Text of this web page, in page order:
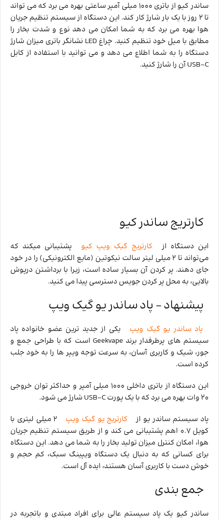
ساندر کیو از باتری 1000 میلی ‌آمپر ساعتی بهره می ‌برد که می ‌تواند
تا 2 روز با یک بار شارژ کار کند. این دستگاه از سیستم تنظیم جریان
هوا بهره می ‌برد که به شما امکان می ‌دهد نوع و شدت بخار را
مطابق با میل خود تنظیم کنید. چراغ LED نشانگر باتری میزان شارژ
دستگاه را به شما اطلاع می‌ دهد و می ‌توانید با استفاده از کابل
USB-C آن را شارژ کنید.
کارتریج ساندر کیو
این دستگاه از کارتریج گیک ویپ کیو
پشتیبانی میکند که
می‌تواند تا 2 میلی‌ لیتر سالت نیکوتین (مایع الکترونیکی) را در خود
جای دهند. پر کردن آن‌ بسیار ساده است، زیرا با برداشتن درپوش
بالایی، به محل پر کردن جویس دسترسی پیدا می‌ کنید.
پیشنهاد – پاد ساندر یو گیک ویپ
پاد ساندر یو گیک ویپ
یکی از جدید ترین عضو خانواده پاد
سیستم‌ های پرطرفدار برند Geekvape است که با طراحی جمع و
جور، شیک و کاربری آسان، به سرعت توجه ویپر ها را به خود جلب
کرده است.
این دستگاه از باتری داخلی 1000 میلی ‌آمپر و حداکثر توان خروجی
20 وات بهره می‌ برد که با یک پورت USB-C شارژ می‌ شود.
پاد سیستم ساندر یو از
کارتریج یو گیک ویپ
2 میلی ‌لیتری با
کویل 0.7 اهم پشتیبانی می ‌کند و از طریق سیستم تنظیم جریان
هوا، امکان کنترل میزان تولید بخار را به شما می‌ دهد. این دستگاه
برای کسانی که به دنبال یک دستگاه ویپینگ سبک، کم‌ حجم و
خوش ‌دست با کاربری آسان هستند، ایده ‌آل است.
جمع ‌بندی
ساندر کیو یک پاد سیستم عالی برای افراد مبتدی و باتجربه در